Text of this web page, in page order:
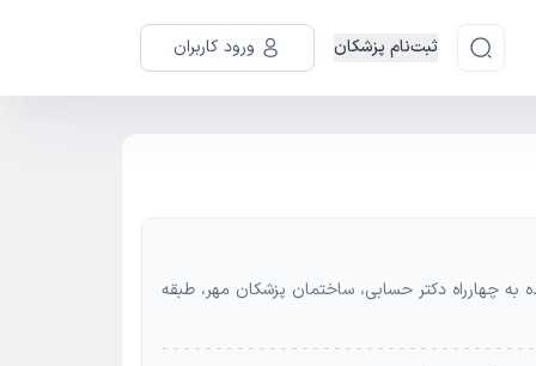
ثبت‌نام پزشکان ورود کاربران
به چهارراه دکتر حسابی، ساختمان پزشکان مهر، طبقه